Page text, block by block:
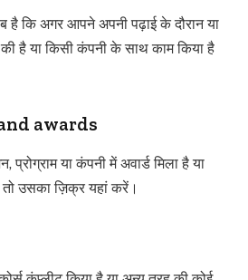
है कि अगर आपने अपनी पढ़ाई के दौरान या
की है या किसी कंपनी के साथ काम किया है
awards
या कंपनी में अवार्ड मिला है या
उसका ज़िक्र यहां करें।